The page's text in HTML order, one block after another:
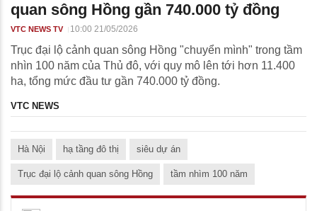
quan sông Hồng gần 740.000 tỷ đồng
VTC NEWS TV 10:00 21/05/2026
Trục đại lộ cảnh quan sông Hồng "chuyển mình" trong tầm
nhìn 100 năm của Thủ đô, với quy mô lên tới hơn 11.400
ha, tổng mức đầu tư gần 740.000 tỷ đồng.
VTC NEWS
Hà Nội hạ tầng đô thị siêu dự án
Trục đại lộ cảnh quan sông Hồng tầm nhìm 100 năm